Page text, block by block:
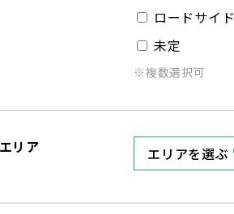
ロードサイド
未定
※複数選択可
リア エリアを選ぶ